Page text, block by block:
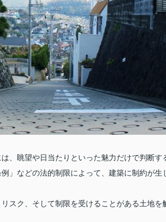
、眺望や日当たりといった魅力だけで判断す
」などの法的制限によって、建築に制約が生
スク、そして制限を受けることがある土地を